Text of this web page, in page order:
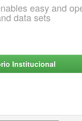
easy and
data sets
Institucional